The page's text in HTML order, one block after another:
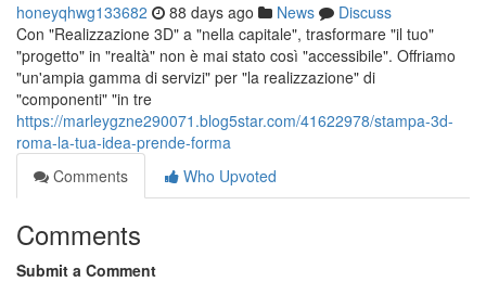
honeyqhwg133682 88 days ago News
Discuss
Con "Realizzazione 3D" a "nella capitale", trasformare "il tuo"
"progetto" in "realtà" non è mai stato così "accessibile". Offriamo
"un'ampia gamma di servizi" per "la realizzazione" di
"componenti" "in tre
https://marleygzne290071.blog5star.com/41622978/stampa-3d-
roma-la-tua-idea-prende-forma
Comments
Who Upvoted
Comments
Submit a Comment